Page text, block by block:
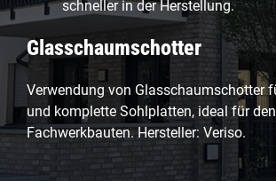
schneller in der Herstellung.
Glasschaumschotter
Verwendung von Glasschaumschotter
und komplette Sohlplatten, ideal für
Fachwerkbauten. Hersteller: Veriso.